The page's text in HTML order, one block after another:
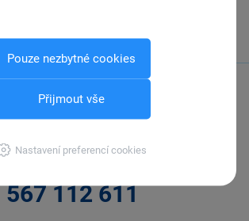
Pouze nezbytné cookies
Přijmout vše
Nastavení preferencí cookies
567 112 611